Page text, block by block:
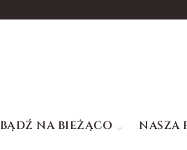
BĄDŹ NA BIEŻĄCO NASZA